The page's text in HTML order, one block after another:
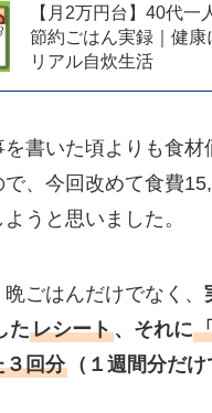
【月2万円台】40代一
節約ごはん実録｜健康
リアル自炊生活
書いた頃よりも食材
、今回改めて食費
うと思いました。
ごはんだけでなく、
たレシート、それに
３回分（１週間分だけ